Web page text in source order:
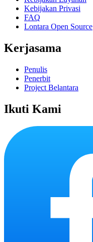
Kebijakan Privasi
FAQ
Lontara Open Source
Kerjasama
Penulis
Penerbit
Project Belantara
Ikuti Kami